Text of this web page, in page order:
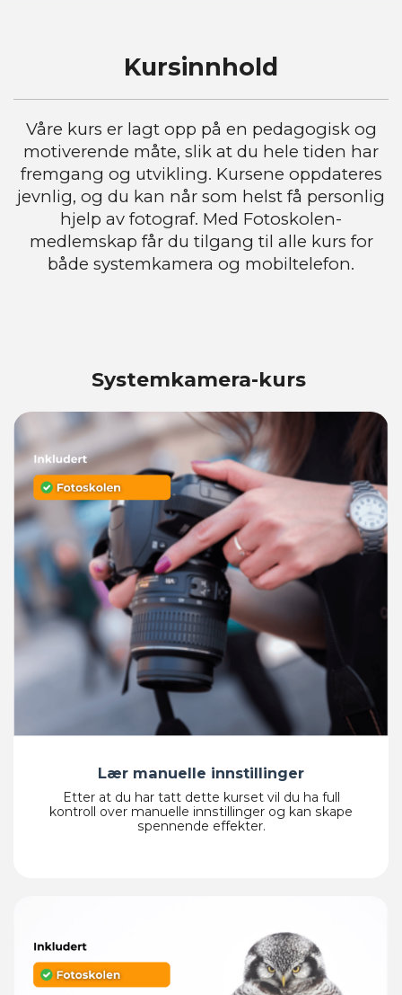
Kursinnhold
Våre kurs er lagt opp på en pedagogisk og
motiverende måte, slik at du hele tiden har
fremgang og utvikling. Kursene oppdateres
jevnlig, og du kan når som helst få personlig
hjelp av fotograf. Med Fotoskolen-
medlemskap får du tilgang til alle kurs for
både systemkamera og mobiltelefon.
Systemkamera-kurs
Lær manuelle innstillinger
Etter at du har tatt dette kurset vil du ha full
kontroll over manuelle innstillinger og kan skape
spennende effekter.